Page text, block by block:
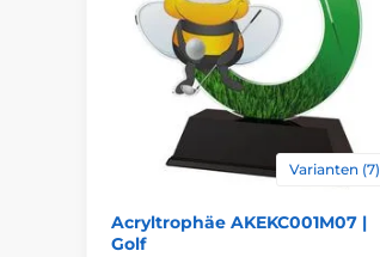
Varianten (7)
Acryltrophäe AKEKC001M07 |
Golf